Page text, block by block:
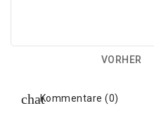
VORHER
Kommentare (0)